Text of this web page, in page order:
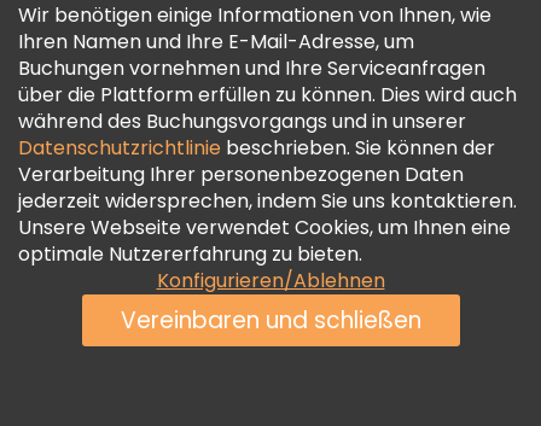
Cookie-Richtlinie
Freetour Auszeichnungen
Treueprogramm
Wir benötigen einige Informationen von Ihnen, wie
Ihren Namen und Ihre E-Mail-Adresse, um
Buchungen vornehmen und Ihre Serviceanfragen
über die Plattform erfüllen zu können. Dies wird auch
während des Buchungsvorgangs und in unserer
Datenschutzrichtlinie beschrieben. Sie können der
Verarbeitung Ihrer personenbezogenen Daten
jederzeit widersprechen, indem Sie uns kontaktieren.
Unsere Webseite verwendet Cookies, um Ihnen eine
optimale Nutzererfahrung zu bieten.
Konfigurieren/Ablehnen
Vereinbaren und schließen